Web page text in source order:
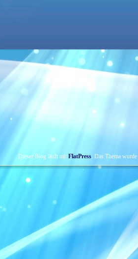
Dieser Blog läuft mit FlatPress. Das Thema